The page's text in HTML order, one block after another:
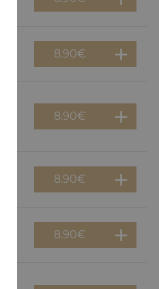
8.90€
8.90€
8.90€
8.90€